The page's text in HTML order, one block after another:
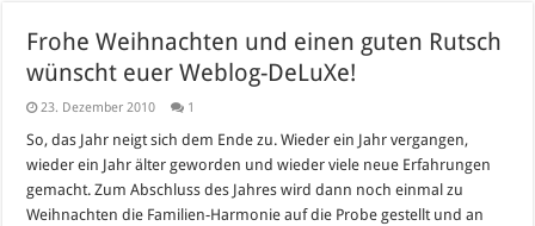
Frohe Weihnachten und einen guten Rutsch
wünscht euer Weblog-DeLuXe!
23. Dezember 2010 1
So, das Jahr neigt sich dem Ende zu. Wieder ein Jahr vergangen,
wieder ein Jahr älter geworden und wieder viele neue Erfahrungen
gemacht. Zum Abschluss des Jahres wird dann noch einmal zu
Weihnachten die Familien-Harmonie auf die Probe gestellt und an